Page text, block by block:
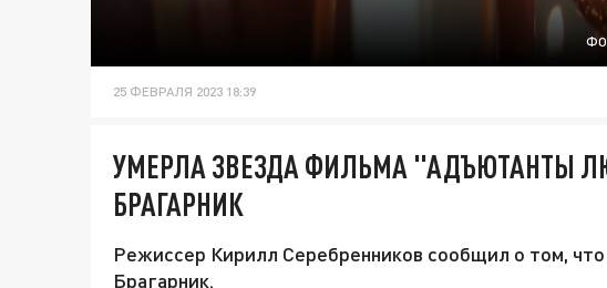
25 ФЕВРАЛЯ 2023 18:39
УМЕРЛА ЗВЕЗДА ФИЛЬМА "АДЪЮТАНТЫ
БРАГАРНИК
Режиссер Кирилл Серебренников сообщил о том, что
Брагарник.